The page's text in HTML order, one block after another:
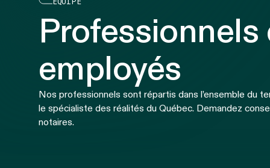
Professionnels
employés
Nos professionnels sont répartis dans l’ensemble du
le spécialiste des réalités du Québec. Demandez
notaires.